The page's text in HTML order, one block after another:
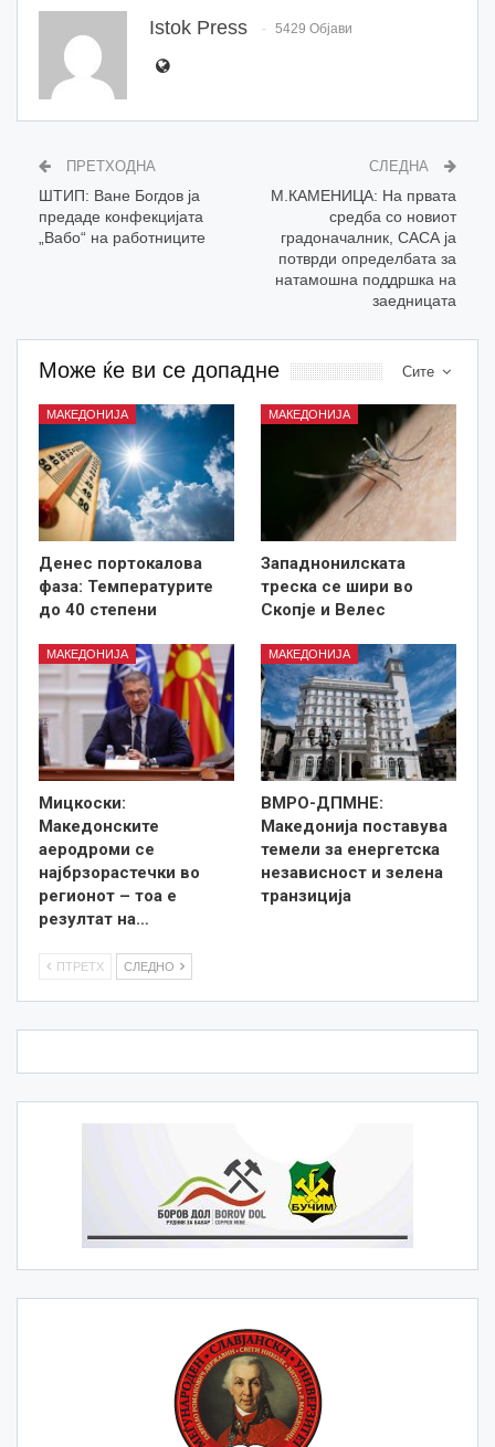
Istok Press 5429 Објави
ПРЕТХОДНА
ШТИП: Ване Богдов ја
предаде конфекцијата
„Вабо“ на работниците
СЛЕДНА
М.КАМЕНИЦА: На првата
средба со новиот
градоначалник, САСА ја
потврди определбата за
натамошна поддршка на
заедницата
Сите
Може ќе ви се допадне
МАКЕДОНИЈА
Денес портокалова
фаза: Температурите
до 40 степени
МАКЕДОНИЈА
Западнонилската
треска се шири во
Скопје и Велес
МАКЕДОНИЈА
Мицкоски:
Македонските
аеродроми се
најбрзорастечки во
регионот – тоа е
резултат на…
МАКЕДОНИЈА
ВМРО-ДПМНЕ:
Македонија поставува
темели за енергетска
независност и зелена
транзиција
ПТРЕТХ СЛЕДНО